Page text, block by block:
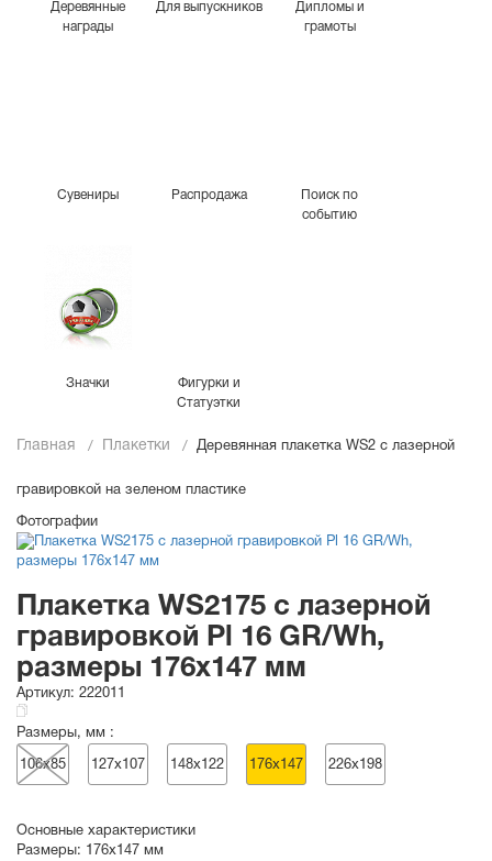
Деревянные
награды
Для выпускников
Дипломы и
грамоты
Сувениры Распродажа
Поиск по
событию
Значки
Фигурки и
Статуэтки
Главная Плакетки Деревянная плакетка WS2 с лазерной
гравировкой на зеленом пластике
Фотографии
Плакетка WS2175 с лазерной
гравировкой Pl 16 GR/Wh,
размеры 176х147 мм
Артикул: 222011
Размеры, мм :
106х85 127х107 148х122 176х147 226х198
Основные характеристики
Размеры: 176х147 мм